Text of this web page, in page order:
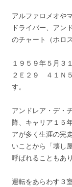
アルファロメオや
ドライバー、ア
のチャート（ホロ
１９５９年５月
２Ｅ２９ ４１Ｎ
す。
アンドレア・デ・
降、キャリア１５
アが多く生涯の完
いことから「壊し
呼ばれることもあ
運転をあらわす３